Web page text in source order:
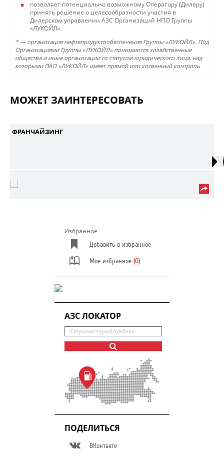
позволяет потенциально возможному Оператору (Дилеру)
принять решение о целесообразности участия в
Дилерском управлении АЗС Организаций НПО Группы
«ЛУКОЙЛ».
* — организация нефтепродуктообеспечения Группы «ЛУКОЙЛ». Под
Организациями Группы «ЛУКОЙЛ» понимаются хозяйственные
общества и иные организации со статусом юридического лица, над
которыми ПАО «ЛУКОЙЛ» имеет прямой или косвенный контроль
МОЖЕТ ЗАИНТЕРЕСОВАТЬ
ФРАНЧАЙЗИНГ
Избранное
Добавить в избранное
Мое избранное (0)
АЗС ЛОКАТОР
ПОДЕЛИТЬСЯ
ВКонтакте